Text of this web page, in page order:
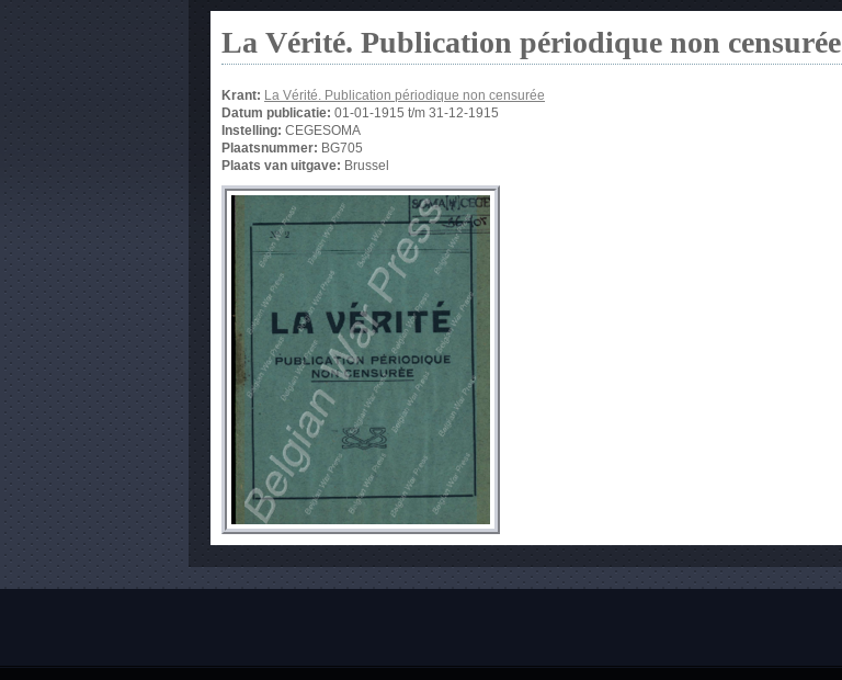
La Vérité. Publication périodique non censurée
Krant: La Vérité. Publication périodique non censurée
Datum publicatie: 01-01-1915 t/m 31-12-1915
Instelling: CEGESOMA
Plaatsnummer: BG705
Plaats van uitgave: Brussel